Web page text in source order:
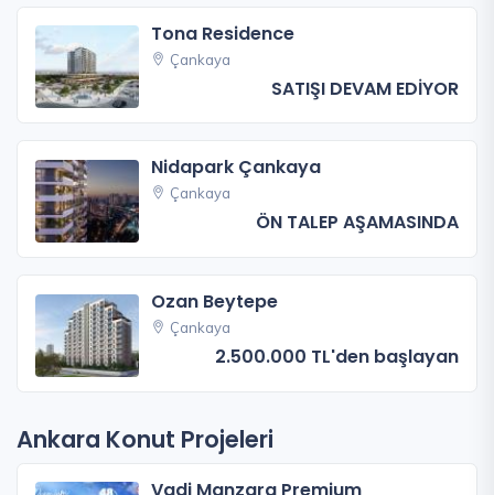
Tona Residence
Çankaya
SATIŞI DEVAM EDİYOR
Nidapark Çankaya
Çankaya
ÖN TALEP AŞAMASINDA
Ozan Beytepe
Çankaya
2.500.000 TL'den başlayan
Ankara Konut Projeleri